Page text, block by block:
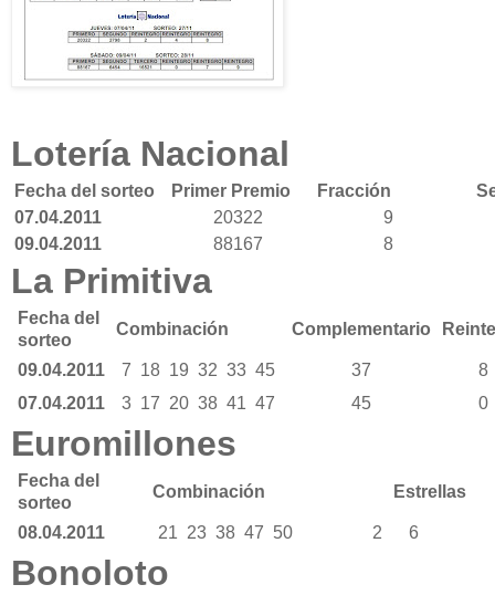
Lotería Nacional
Fecha del sorteo Primer Premio Fracción
07.04.2011
20322
9
09.04.2011
88167 8
La Primitiva
Fecha del
sorteo
Combinación Complementario
09.04.2011 7 18 19 32 33 45 37
8
07.04.2011
3 17 20 38 41 47 45 0
Euromillones
Fecha del
sorteo
Combinación Estrellas
08.04.2011 21 23 38 47 50 2 6
Bonoloto